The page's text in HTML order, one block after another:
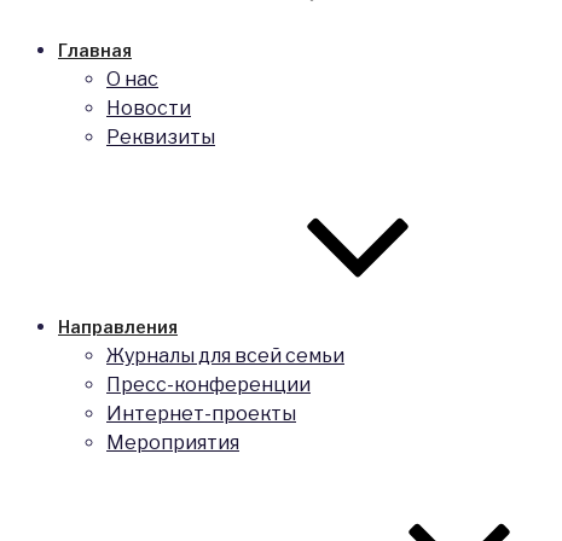
Главная
О нас
Новости
Реквизиты
Направления
Журналы для всей семьи
Пресс-конференции
Интернет-проекты
Мероприятия